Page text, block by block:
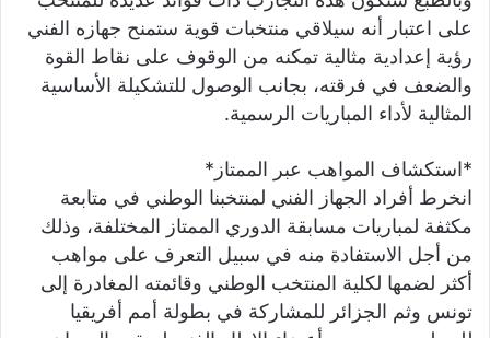
على اعتبار أنه سيلاقي منتخبات قوية ستمنح جهازه الفني
رؤية إعدادية مثالية تمكنه من الوقوف على نقاط القوة
والضعف في فرقته، بجانب الوصول للتشكيلة الأساسية
المثالية لأداء المباريات الرسمية.
*استكشاف المواهب عبر الممتاز*
انخرط أفراد الجهاز الفني لمنتخبنا الوطني في متابعة
مكثفة لمباريات مسابقة الدوري الممتاز المختلفة، وذلك
من أجل الاستفادة منه في سبيل التعرف على مواهب
أكثر لضمها لكلية المنتخب الوطني وقائمته المغادرة إلى
تونس وثم الجزائر للمشاركة في بطولة أمم أفريقيا